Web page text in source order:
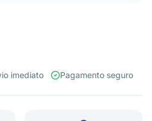
imediato Pagamento seguro